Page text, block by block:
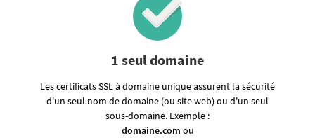
1 seul domaine
Les certificats SSL à domaine unique assurent la sécurité
d'un seul nom de domaine (ou site web) ou d'un seul
sous-domaine. Exemple :
domaine.com ou